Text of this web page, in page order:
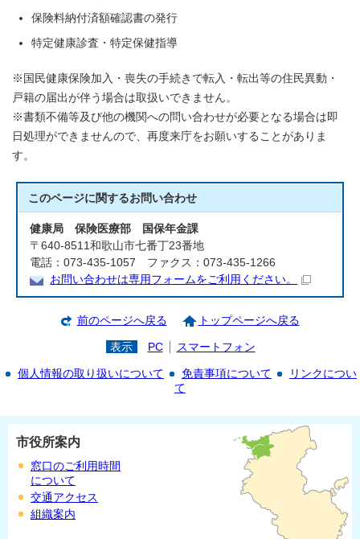
保険料納付済額確認書の発行
特定健康診査・特定保健指導
※国民健康保険加入・喪失の手続きで転入・転出等の住民異動・
戸籍の届出が伴う場合は取扱いできません。
※書類不備等及び他の機関への問い合わせが必要となる場合は即
日処理ができませんので、再度来庁をお願いすることがありま
す。
このページに関するお問い合わせ
健康局 保険医療部 国保年金課
〒640-8511和歌山市七番丁23番地
電話：073-435-1057 ファクス：073-435-1266
お問い合わせは専用フォームをご利用ください。
前のページへ戻る トップページへ戻る
表示 PC スマートフォン
個人情報の取り扱いについて 免責事項について
リンクについ
て
市役所案内
窓口のご利用時間
について
交通アクセス
組織案内